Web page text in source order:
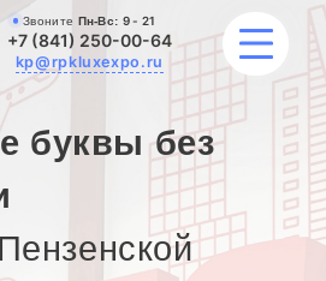
Звоните Пн-Вс: 9 - 21
+7 (841) 250-00-64
kp@rpkluxexpo.ru
буквы без